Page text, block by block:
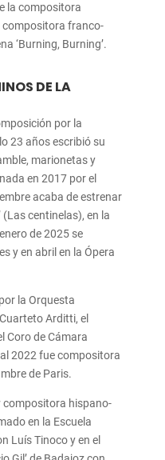
la compositora
compositora franco-
‘Burning, Burning’.
DE LA
por la
23 años escribió su
marionetas y
en 2017 por el
acaba de estrenar
(Las centinelas), en la
de 2025 se
y en abril en la Ópera
la Orquesta
Arditti, el
Coro de Cámara
2022 fue compositora
de Paris.
hispano-
en la Escuela
Luís Tinoco y en el